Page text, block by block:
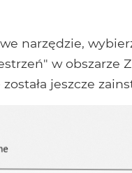
narzędzie,
w obszarze
została jeszcze